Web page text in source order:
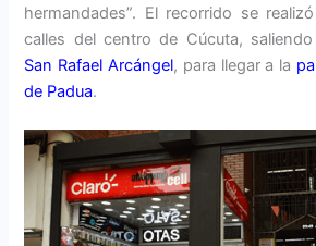
hermandades”. El recorrido se
calles del centro de Cúcuta,
San Rafael Arcángel, para llegar a la
de Padua.